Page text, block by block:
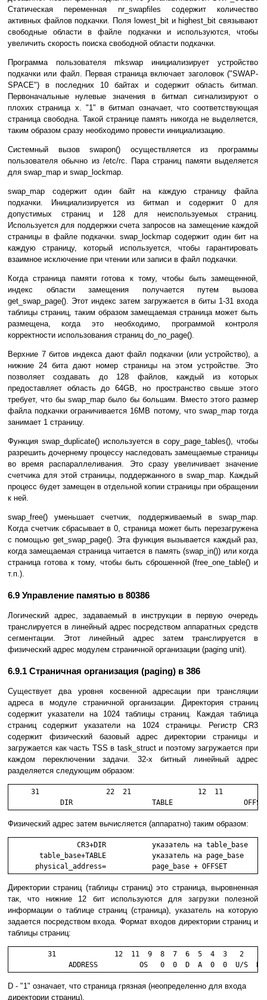
Статическая переменная nr_swapfiles содержит количество
активных файлов подкачки. Поля lowest_bit и highest_bit связывают
свободные области в файле подкачки и используются, чтобы
увеличить скорость поиска свободной области подкачки.
Программа пользователя mkswap инициализирует устройство
подкачки или файл. Первая страница включает заголовок ("SWAP-
SPACE") в последних 10 байтах и содержит область битмап.
Первоначальные нулевые значения в битмап сигнализируют о
плохих страница х. "1" в битмап означает, что соответствующая
страница свободна. Такой странице память никогда не выделяется,
таким образом сразу необходимо провести инициализацию.
Системный вызов swapon() осуществляется из программы
пользователя обычно из /etc/rc. Пара страниц памяти выделяется
для swap_map и swap_lockmap.
swap_map содержит один байт на каждую страницу файла
подкачки. Инициализируется из битмап и содержит 0 для
допустимых страниц и 128 для неиспользуемых страниц.
Используется для поддержки счета запросов на замещение каждой
страницы в файле подкачки. swap_lockmap содержит один бит на
каждую страницу, который используется, чтобы гарантировать
взаимное исключение при чтении или записи в файл подкачки.
Когда страница памяти готова к тому, чтобы быть замещенной,
индекс области замещения получается путем вызова
get_swap_page(). Этот индекс затем загружается в биты 1-31 входа
таблицы страниц, таким образом замещаемая страница может быть
размещена, когда это необходимо, программой контроля
корректности использования страниц do_no_page().
Верхние 7 битов индекса дают файл подкачки (или устройство), а
нижние 24 бита дают номер страницы на этом устройстве. Это
позволяет создавать до 128 файлов, каждый из которых
предоставляет область до 64GB, но пространство свыше этого
требует, что бы swap_map было бы большим. Вместо этого размер
файла подкачки ограничивается 16MB потому, что swap_map тогда
занимает 1 страницу.
Функция swap_duplicate() используется в copy_page_tables(), чтобы
разрешить дочернему процессу наследовать замещаемые страницы
во время распараллеливания. Это сразу увеличивает значение
счетчика для этой страницы, поддержанного в swap_map. Каждый
процесс будет замещен в отдельной копии страницы при обращении
к ней.
swap_free() уменьшает счетчик, поддерживаемый в swap_map.
Когда счетчик сбрасывает в 0, страница может быть перезагружена
с помощью get_swap_page(). Эта функция вызывается каждый раз,
когда замещаемая страница читается в память (swap_in()) или когда
страница готова к тому, чтобы быть сброшенной (free_one_table() и
т.п.).
6.9 Управление памятью в 80386
Логический адрес, задаваемый в инструкции в первую очередь
транслируется в линейный адрес посредством аппаратных средств
сегментации. Этот линейный адрес затем транслируется в
физический адрес модулем страничной организации (paging unit).
6.9.1 Страничная организация (paging) в 386
Существует два уровня косвенной адресации при трансляции
адреса в модуле страничной организации. Директория страниц
содержит указатели на 1024 таблицы страниц. Каждая таблица
страниц содержит указатели на 1024 страницы. Регистр CR3
содержит физический базовый адрес директории страницы и
загружается как часть TSS в task_struct и поэтому загружается при
каждом переключении задачи. 32-х битный линейный адрес
разделяется следующим образом:
31                22  21                12  11
DIR                   TABLE
Физический адрес затем вычисляется (аппаратно) таким образом:
                CR3+DIR           указатель на table_base
       table_base+TABLE           указатель на page_base
      physical_address=           page_base + OFFSET
Директории страниц (таблицы страниц) это страница, выровненная
так, что нижние 12 бит используются для загрузки полезной
информации о таблице страниц (страница), указатель на которую
задается посредством входа. Формат входов директории страниц и
таблицы страниц:
31              12  11  9  8  7  6  5  4  3   2    1
ADDRESS          OS   0  0  D  A  0  0  U/S  R/
D - "1" означает, что страница грязная (неопределенно для входа
директории страниц).